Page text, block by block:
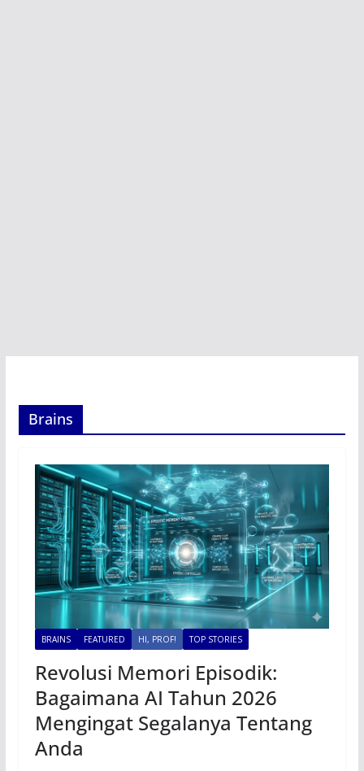
Brains
BRAINS FEATURED HI, PROF! TOP STORIES
Revolusi Memori Episodik:
Bagaimana AI Tahun 2026
Mengingat Segalanya Tentang
Anda